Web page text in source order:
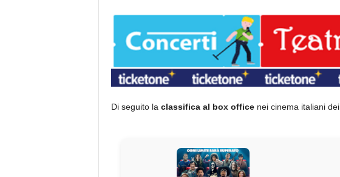
Di seguito la classifica al box officenei cinema italiani dei